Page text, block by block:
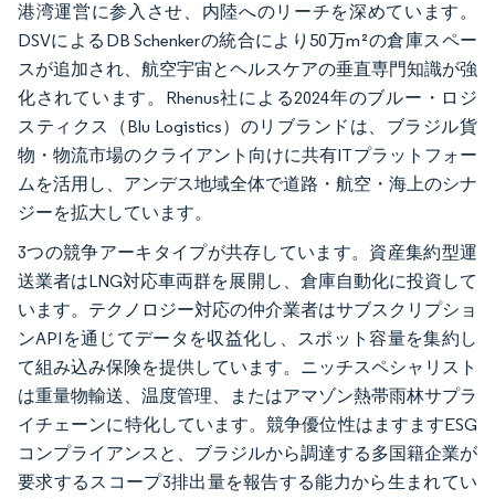
港湾運営に参入させ、内陸へのリーチを深めています。
DSVによるDB Schenkerの統合により50万m²の倉庫スペー
スが追加され、航空宇宙とヘルスケアの垂直専門知識が強
化されています。Rhenus社による2024年のブルー・ロジ
スティクス（Blu Logistics）のリブランドは、ブラジル貨
物・物流市場のクライアント向けに共有ITプラットフォー
ムを活用し、アンデス地域全体で道路・航空・海上のシナ
ジーを拡大しています。
3つの競争アーキタイプが共存しています。資産集約型運
送業者はLNG対応車両群を展開し、倉庫自動化に投資して
います。テクノロジー対応の仲介業者はサブスクリプショ
ンAPIを通じてデータを収益化し、スポット容量を集約し
て組み込み保険を提供しています。ニッチスペシャリスト
は重量物輸送、温度管理、またはアマゾン熱帯雨林サプラ
イチェーンに特化しています。競争優位性はますますESG
コンプライアンスと、ブラジルから調達する多国籍企業が
要求するスコープ3排出量を報告する能力から生まれてい